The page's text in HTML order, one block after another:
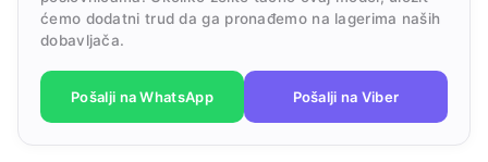
ćemo dodatni trud da ga pronađemo na lagerima naših
dobavljača.
Pošalji na WhatsApp Pošalji na Viber